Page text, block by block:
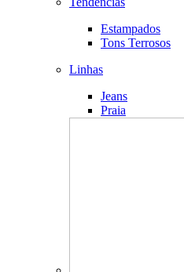
Estampados
Tons Terrosos
Linhas
Jeans
Praia